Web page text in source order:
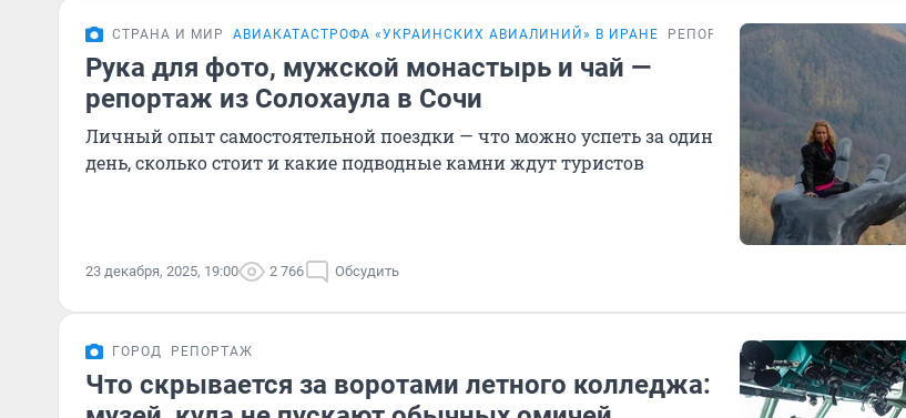
СТРАНА И МИР АВИАКАТАСТРОФА «УКРАИНСКИХ АВИАЛИНИЙ» В ИРАНЕ РЕПОРТАЖ
Рука для фото, мужской монастырь и чай —
репортаж из Солохаула в Сочи
Личный опыт самостоятельной поездки — что можно успеть за один
день, сколько стоит и какие подводные камни ждут туристов
23 декабря, 2025, 19:00 2 766 Обсудить
ГОРОД РЕПОРТАЖ
Что скрывается за воротами летного колледжа: